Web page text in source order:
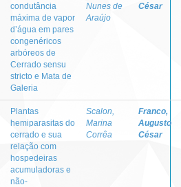
condutância
máxima de vapor
d’água em pares
congenéricos
arbóreos de
Cerrado sensu
stricto e Mata de
Galeria
Nunes de
Araújo
César
Plantas
hemiparasitas do
cerrado e sua
relação com
hospedeiras
acumuladoras e
não-
Scalon,
Marina
Corrêa
Franco,
Augusto
César